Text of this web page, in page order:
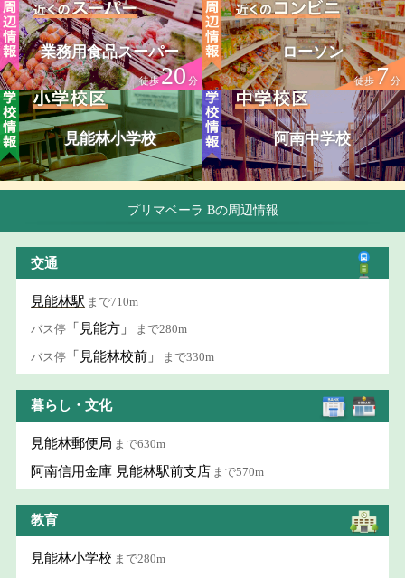
業務用食品スーパー
徒歩20分
ローソン
徒歩7分
見能林小学校 阿南中学校
プリマベーラ Bの周辺情報
交通
見能林駅 まで710m
バス停 「見能方」 まで280m
バス停 「見能林校前」 まで330m
暮らし・文化
見能林郵便局 まで630m
阿南信用金庫 見能林駅前支店 まで570m
教育
見能林小学校 まで280m